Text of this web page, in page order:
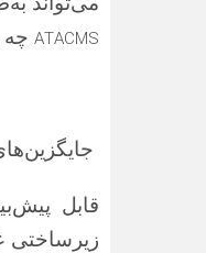
ATACMS چه
قابل
زیرساختی